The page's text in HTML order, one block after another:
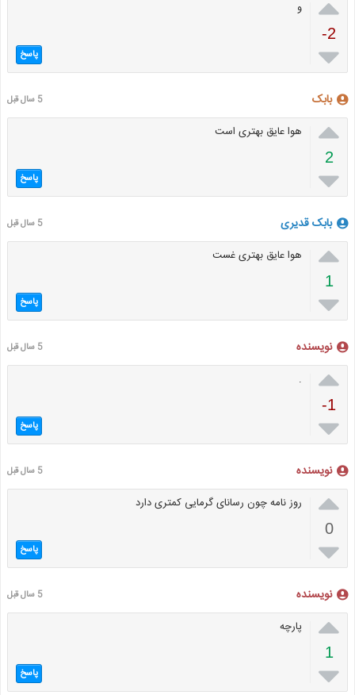
-2

و
پاسخ
بابک 5 سال قبل

2

هوا عایق بهتری است
پاسخ
بابک قدیری 5 سال قبل

1

هوا عایق بهتری غست
پاسخ
نویسنده 5 سال قبل

-1

.
پاسخ
نویسنده 5 سال قبل

0

روز نامه چون رسانای گرمایی کمتری دارد
پاسخ
نویسنده 5 سال قبل

1

پارچه
پاسخ